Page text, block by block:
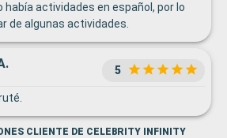
había actividades en español, por lo
de algunas actividades.
5
CLIENTE DE CELEBRITY INFINITY